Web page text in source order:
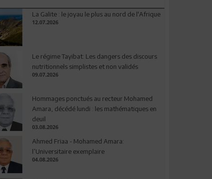
La Galite : le joyau le plus au nord de l'Afrique
12.07.2026
Le régime Tayibat: Les dangers des discours
nutritionnels simplistes et non validés
09.07.2026
Hommages ponctués au recteur Mohamed
Amara, décédé lundi : les mathématiques en
deuil
03.08.2026
Ahmed Friaa - Mohamed Amara:
l’Universitaire exemplaire
04.08.2026